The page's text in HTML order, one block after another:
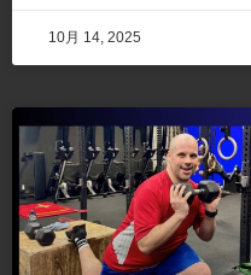
10月 14, 2025